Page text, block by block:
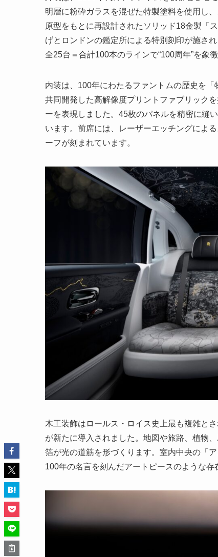
明層に粉砕ガラスを混ぜた特製塗料を使用し
原型をもとに再設計されたソリッド18金製「
げとロンドンの鑑定所による特別刻印が施さ
全25台＝合計100本のラインで“100周年”を象徴
内装は、100年にわたるファントムの歴史を
共同開発した高解像度プリントファブリック
ーを表現しました。45枚のパネルを精密に縫
います。前席には、レーザーエッチングによ
ーフが刻まれています。
木工装飾はロールス・ロイス史上最も複雑とさ
が新たに導入されました。地図や旅路、植物
箔が光の道筋を形づくります。室内中央の「
100年の名言を刻んだアートピースのような存